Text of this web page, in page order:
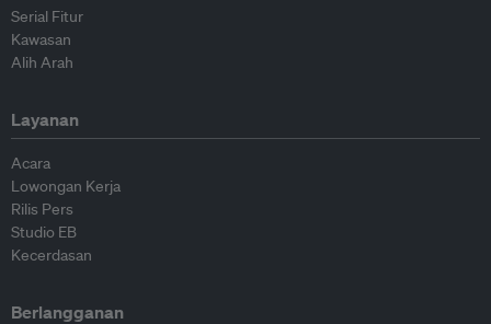
Serial Fitur
Kawasan
Alih Arah
Layanan
Acara
Lowongan Kerja
Rilis Pers
Studio EB
Kecerdasan
Berlangganan